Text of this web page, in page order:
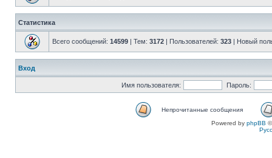
Статистика
Всего сообщений: 14599 | Тем: 3172 | Пользователей: 323 | Новый
Вход
Имя пользователя: Пароль:
Непрочитанные сообщения
Powered by phpBB